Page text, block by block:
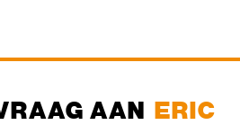
AAN ERIC